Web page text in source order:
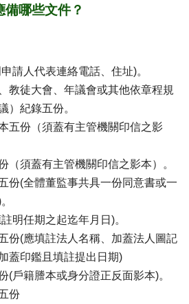
哪些文件？
請人代表連絡電話、住址)。
教徒大會、年議會或其他依章程規
）紀錄五份。
五份（須蓋有主管機關印信之影
（須蓋有主管機關印信之影本）。
份(全體董監事共具一份同意書或一
明任期之起迄年月日)。
份(應填註法人名稱、加蓋法人圖記
蓋印鑑且填註提出日期)
(戶籍謄本或身分證正反面影本)。
份